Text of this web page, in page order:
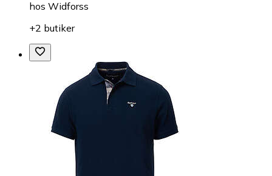
hos Widforss
+2 butiker